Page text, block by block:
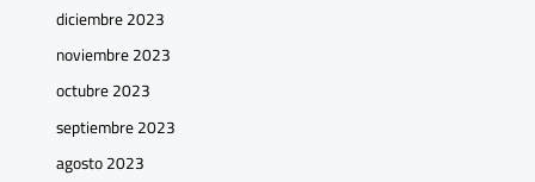
diciembre 2023
noviembre 2023
octubre 2023
septiembre 2023
agosto 2023